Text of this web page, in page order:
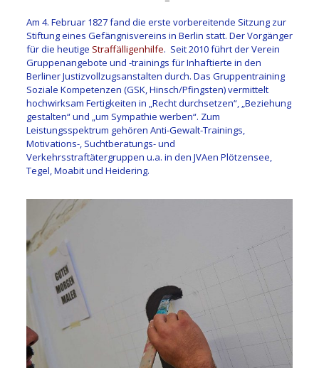
Am 4. Februar 1827 fand die erste vorbereitende Sitzung zur
Stiftung eines Gefängnisvereins in Berlin statt. Der Vorgänger
für die heutige Straffälligenhilfe. Seit 2010 führt der Verein
Gruppenangebote und -trainings für Inhaftierte in den
Berliner Justizvollzugsanstalten durch. Das Gruppentraining
Soziale Kompetenzen (GSK, Hinsch/Pfingsten) vermittelt
hochwirksam Fertigkeiten in „Recht durchsetzen“, „Beziehung
gestalten“ und „um Sympathie werben“. Zum
Leistungsspektrum gehören Anti-Gewalt-Trainings,
Motivations-, Suchtberatungs- und
Verkehrsstraftätergruppen u.a. in den JVAen Plötzensee,
Tegel, Moabit und Heidering.